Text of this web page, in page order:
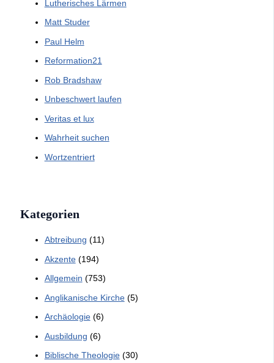
Lutherisches Lärmen
Matt Studer
Paul Helm
Reformation21
Rob Bradshaw
Unbeschwert laufen
Veritas et lux
Wahrheit suchen
Wortzentriert
Kategorien
Abtreibung (11)
Akzente(194)
Allgemein (753)
Anglikanische Kirche(5)
Archäologie(6)
Ausbildung (6)
Biblische Theologie(30)